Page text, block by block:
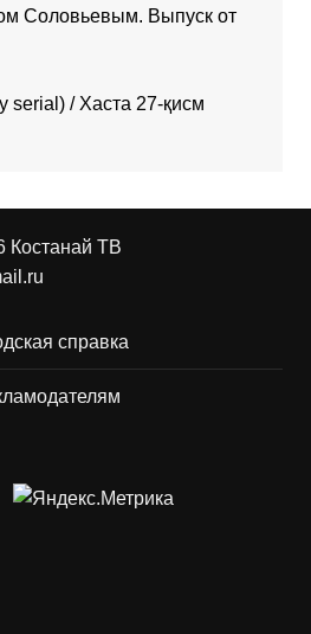
Соловьевым. Выпуск от
serial) / Хаста 27-қисм
Костанай ТВ
справка